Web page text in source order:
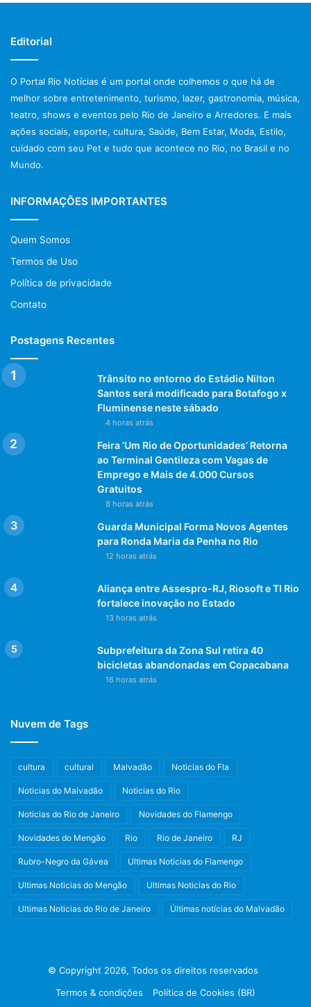
Editorial
O Portal Rio Notícias é um portal onde colhemos o que há de
melhor sobre entretenimento, turismo, lazer, gastronomia, música,
teatro, shows e eventos pelo Rio de Janeiro e Arredores. E mais
ações sociais, esporte, cultura, Saúde, Bem Estar, Moda, Estilo,
cuidado com seu Pet e tudo que acontece no Rio, no Brasil e no
Mundo.
INFORMAÇÕES IMPORTANTES
Quem Somos
Termos de Uso
Política de privacidade
Contato
Postagens Recentes
Trânsito no entorno do Estádio Nilton
Santos será modificado para Botafogo x
Fluminense neste sábado
4 horas atrás
Feira ‘Um Rio de Oportunidades’ Retorna
ao Terminal Gentileza com Vagas de
Emprego e Mais de 4.000 Cursos
Gratuitos
8 horas atrás
Guarda Municipal Forma Novos Agentes
para Ronda Maria da Penha no Rio
12 horas atrás
Aliança entre Assespro-RJ, Riosoft e TI Rio
fortalece inovação no Estado
13 horas atrás
Subprefeitura da Zona Sul retira 40
bicicletas abandonadas em Copacabana
16 horas atrás
Nuvem de Tags
cultura cultural Malvadão Noticias do Fla
Noticias do Malvadão Noticias do Rio
Noticias do Rio de Janeiro Novidades do Flamengo
Novidades do Mengão Rio Rio de Janeiro RJ
Rubro-Negro da Gávea Ultimas Noticias do Flamengo
Ultimas Noticias do Mengão Ultimas Noticias do Rio
Ultimas Noticias do Rio de Janeiro Últimas notícias do Malvadão
© Copyright 2026, Todos os direitos reservados
Termos & condições
Política de Cookies (BR)